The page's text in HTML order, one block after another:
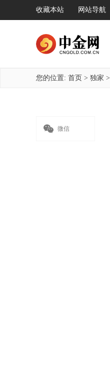
收藏本站 网站导航
您的位置: 首页 > 独家 >
 微信